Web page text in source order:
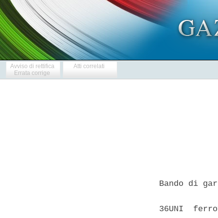
Avviso di rettifica
Errata corrige
Atti correlati
Bando di
36UNI